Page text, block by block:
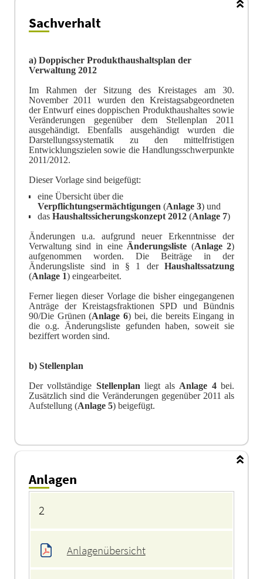
Sachverhalt
a) Doppischer Produkthaushaltsplan der
Verwaltung 2012
Im Rahmen der Sitzung des Kreistages am 30.
November 2011 wurden den Kreistagsabgeordneten
der Entwurf eines doppischen Produkthaushaltes sowie
Veränderungen gegenüber dem Stellenplan 2011
ausgehändigt. Ebenfalls ausgehändigt wurden die
Darstellungssystematik zu den mittelfristigen
Entwicklungszielen sowie die Handlungsschwerpunkte
2011/2012.
Dieser Vorlage sind beigefügt:
eine Übersicht über die
Verpflichtungsermächtigungen (Anlage3) und
dasHaushaltssicherungskonzept 2012 (Anlage 7)
Änderungen u.a. aufgrund neuer Erkenntnisse der
Verwaltung sind in eine Änderungsliste (Anlage 2)
aufgenommen worden. Die Beiträge in der
Änderungsliste sind in § 1 derHaushaltssatzung
(Anlage 1) eingearbeitet.
Ferner liegen dieser Vorlage die bisher eingegangenen
Anträge der Kreistagsfraktionen SPD undBündnis
90/Die Grünen (Anlage 6) bei, die bereits Eingang in
die o.g. Änderungsliste gefunden haben, soweit sie
beziffert worden sind.
b) Stellenplan
Der vollständige Stellenplan liegt als Anlage 4bei.
Zusätzlich sind die Veränderungen gegenüber 2011 als
Aufstellung (Anlage 5) beigefügt.
Anlagen
2
Anlagenübersicht